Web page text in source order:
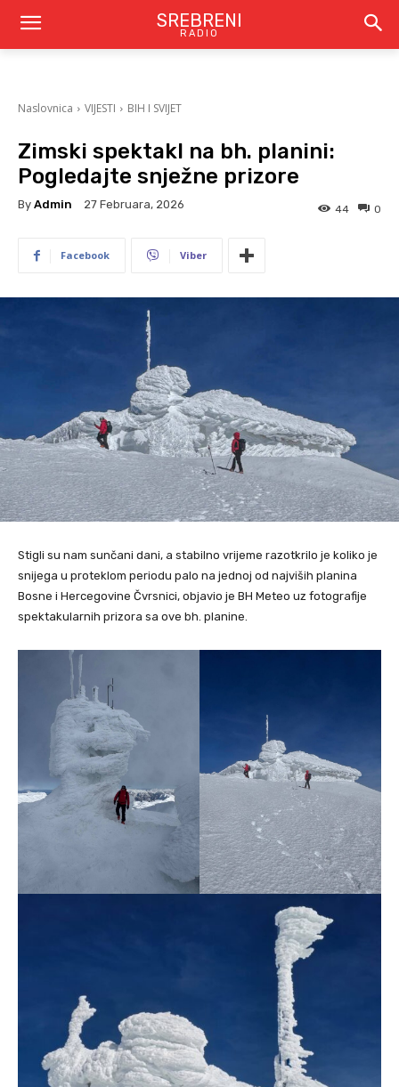
SREBRENI
RADIO
Naslovnica VIJESTI BIH I SVIJET
Zimski spektakl na bh. planini:
Pogledajte snježne prizore
By Admin 27 Februara, 2026 0
44
Facebook Viber
Stigli su nam sunčani dani, a stabilno vrijeme razotkrilo je koliko je
snijega u proteklom periodu palo na jednoj od najviših planina
Bosne i Hercegovine Čvrsnici, objavio je BH Meteo uz fotografije
spektakularnih prizora sa ove bh. planine.